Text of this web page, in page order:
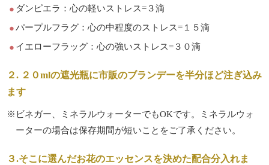
ダンピエラ：心の軽いストレス=３滴
パープルフラグ：心の中程度のストレス=１５滴
イエローフラッグ：心の強いストレス=３０滴
２. ２０mlの遮光瓶に市販のブランデーを半分ほど注ぎ込み
ます
※ビネガー、ミネラルウォーターでもOKです。ミネラルウォ
ーターの場合は保存期間が短いことをご了承ください。
３.そこに選んだお花のエッセンスを決めた配合分入れま